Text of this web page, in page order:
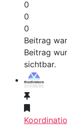
0
0
0
Beitrag
Beitrag
sichtbar.